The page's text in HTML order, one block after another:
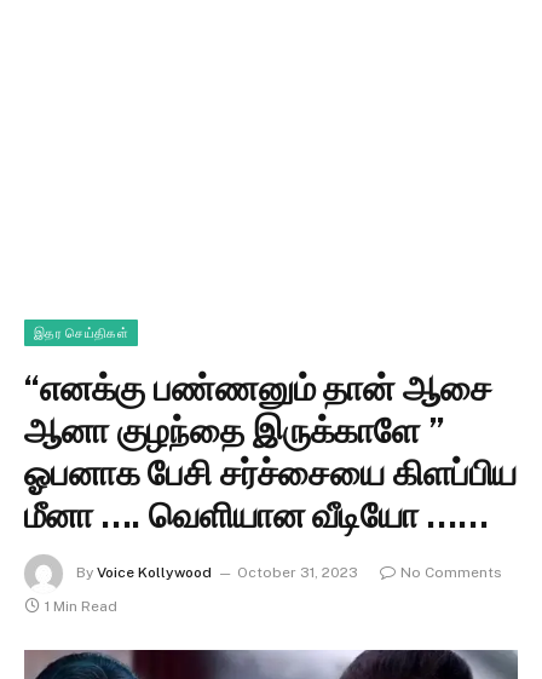
இதர செய்திகள்
“எனக்கு பண்ணனும் தான் ஆசை
ஆனா குழந்தை இருக்காளே ”
ஓபனாக பேசி சர்ச்சையை கிளப்பிய
மீனா …. வெளியான வீடியோ ……
By Voice Kollywood October 31, 2023
No Comments
1 Min Read